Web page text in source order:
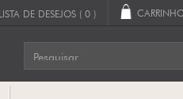
LISTA DE DESEJOS ( 0 )